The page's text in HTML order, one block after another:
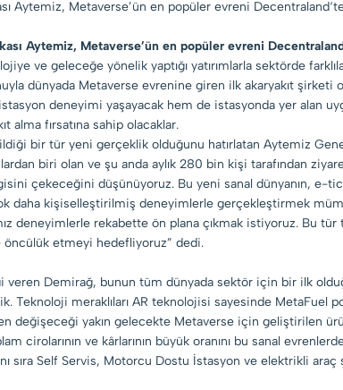
Aytemiz, Metaverse’ün en popüler evreni
Aytemiz, Metaverse’ün en popüler evreni
ve geleceğe yönelik yaptığı yatırımlarla sektörde
dünyada Metaverse evrenine giren ilk akaryakıt şirketi
deneyimi yaşayacak hem de istasyonda yer alan
alma fırsatına sahip olacaklar.
bir tür yeni gerçeklik olduğunu hatırlatan Aytemiz
biri olan ve şu anda aylık 280 bin kişi tarafından
çekeceğini düşünüyoruz. Bu yeni sanal dünyanın,
daha kişiselleştirilmiş deneyimlerle gerçekleştirmek
deneyimlerle rekabette ön plana çıkmak istiyoruz. Bu
etmeyi hedefliyoruz” dedi.
veren Demirağ, bunun tüm dünyada sektör için bir ilk
meraklıları AR teknolojisi sayesinde MetaFuel
değişeceği yakın gelecekte Metaverse için geliştirilen
cirolarının ve kârlarının büyük oranını bu sanal
sıra Self Servis, Motorcu Dostu İstasyon ve elektrikli